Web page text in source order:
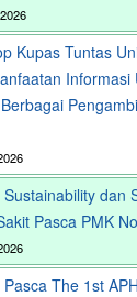
Kupas Tuntas
Informasi
dan
Pasca PMK
The 1st